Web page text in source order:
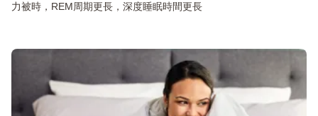
力被時，REM周期更長，深度睡眠時間更長